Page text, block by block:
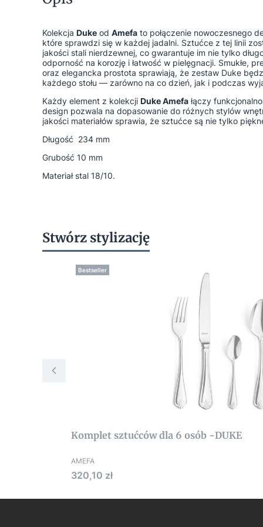
Kolekcja Duke od Amefa to połączenie nowoczesnego
które sprawdzi się w każdej jadalni. Sztućce z tej linii
jakości stali nierdzewnej, co gwarantuje im nie tylko
odporność na korozję i łatwość w pielęgnacji. Smukłe,
oraz elegancka prostota sprawiają, że zestaw Duke
każdego stołu — zarówno na co dzień, jak i podczas
Każdy element z kolekcji Duke Amefa łączy
design pozwala na dopasowanie do różnych stylów
jakości materiałów sprawia, że sztućce są nie tylko
Długość 234 mm
Grubość 10 mm
Materiał stal 18/10.
Stwórz stylizację
Bestseller
Komplet sztućców dla 6 osób -DUKE
AMEFA
Cena
320,10 zł